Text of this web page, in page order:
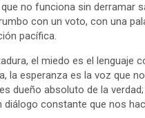
no funciona sin derramar
con un voto, con una
pacífica.
el miedo es el lenguaje
la esperanza es la voz que
dueño absoluto de la
diálogo constante que nos